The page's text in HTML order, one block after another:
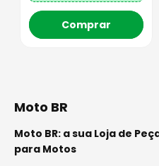
Comprar
Moto BR
Moto BR: a sua Loja de
para Motos